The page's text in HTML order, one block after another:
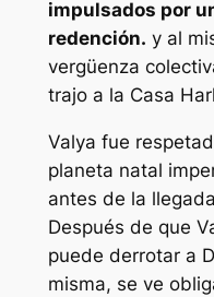
impulsados ​​por
redención. y al
vergüenza
trajo a la Casa
Valya fue
planeta natal
antes de la
Después de que
puede derrotar a
misma, se ve